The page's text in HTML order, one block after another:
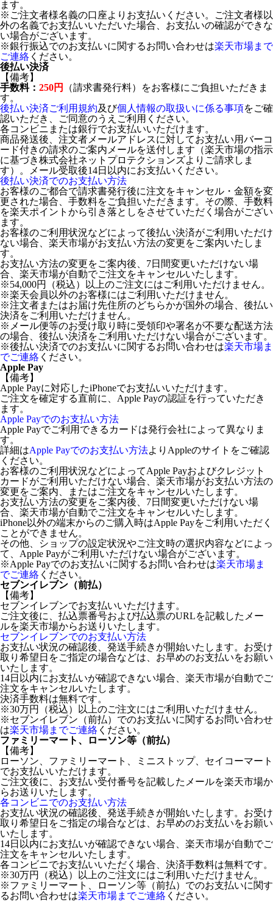
ます。
※ご注文者様名義の口座よりお支払いください。ご注文者様以
外の名義でお支払いいただいた場合、お支払いの確認ができな
い場合がございます。
※銀行振込でのお支払いに関するお問い合わせは楽天市場まで
ご連絡 ください。
後払い決済
【備考】
手数料： 250円
（請求書発行料）をお客様にご負担いただきま
す。
後払い決済ご利用規約及び個人情報の取扱いに係る事項をご確
認いただき、ご同意のうえご利用ください。
各コンビニまたは銀行でお支払いいただけます。
商品発送後、注文者メールアドレスに対してお支払い用バーコ
ード付きの請求のご案内メールを送付します（楽天市場の指示
に基づき株式会社ネットプロテクションズよりご請求しま
す）。メール受取後14日以内にお支払いください。
後払い決済でのお支払い方法
お客様のご都合で請求書発行後に注文をキャンセル・金額を変
更された場合、手数料をご負担いただきます。その際、手数料
を楽天ポイントから引き落としをさせていただく場合がござい
ます。
お客様のご利用状況などによって後払い決済がご利用いただけ
ない場合、楽天市場がお支払い方法の変更をご案内いたしま
す。
お支払い方法の変更をご案内後、7日間変更いただけない場
合、楽天市場が自動でご注文をキャンセルいたします。
※54,000円（税込）以上のご注文にはご利用いただけません。
※楽天会員以外のお客様にはご利用いただけません。
※注文者またはお届け先住所のどちらかが国外の場合、後払い
決済をご利用いただけません。
※メール便等のお受け取り時に受領印や署名が不要な配送方法
の場合、後払い決済をご利用いただけない場合がございます。
※後払い決済でのお支払いに関するお問い合わせは楽天市場ま
でご連絡 ください。
Apple Pay
【備考】
Apple Payに対応したiPhoneでお支払いいただけます。
ご注文を確定する直前に、Apple Payの認証を行っていただき
ます。
Apple Payでのお支払い方法
Apple Payでご利用できるカードは発行会社によって異なりま
す。
詳細はApple Payでのお支払い方法よりAppleのサイトをご確認
ください。
お客様のご利用状況などによってApple Payおよびクレジット
カードがご利用いただけない場合、楽天市場がお支払い方法の
変更をご案内、またはご注文をキャンセルいたします。
お支払い方法の変更をご案内後、7日間変更いただけない場
合、楽天市場が自動でご注文をキャンセルいたします。
iPhone以外の端末からのご購入時はApple Payをご利用いただく
ことができません。
その他、ショップの設定状況やご注文時の選択内容などによっ
て、Apple Payがご利用いただけない場合がございます。
※Apple Payでのお支払いに関するお問い合わせは楽天市場ま
でご連絡 ください。
セブンイレブン（前払）
【備考】
セブンイレブンでお支払いいただけます。
ご注文後に、払込票番号および払込票のURLを記載したメー
ルを楽天市場からお送りいたします。
セブンイレブンでのお支払い方法
お支払い状況の確認後、発送手続きが開始いたします。お受け
取り希望日をご指定の場合などは、お早めのお支払いをお願い
いたします。
14日以内にお支払いが確認できない場合、楽天市場が自動でご
注文をキャンセルいたします。
決済手数料は無料です。
※30万円（税込）以上のご注文にはご利用いただけません。
※セブンイレブン（前払）でのお支払いに関するお問い合わせ
は楽天市場までご連絡 ください。
ファミリーマート、ローソン等（前払）
【備考】
ローソン、ファミリーマート、ミニストップ、セイコーマート
でお支払いいただけます。
ご注文後に、お支払い受付番号を記載したメールを楽天市場か
らお送りいたします。
各コンビニでのお支払い方法
お支払い状況の確認後、発送手続きが開始いたします。お受け
取り希望日をご指定の場合などは、お早めのお支払いをお願い
いたします。
14日以内にお支払いが確認できない場合、楽天市場が自動でご
注文をキャンセルいたします。
各コンビニでお支払いいただく場合、決済手数料は無料です。
※30万円（税込）以上のご注文にはご利用いただけません。
※ファミリーマート、ローソン等（前払）でのお支払いに関す
るお問い合わせは楽天市場までご連絡 ください。